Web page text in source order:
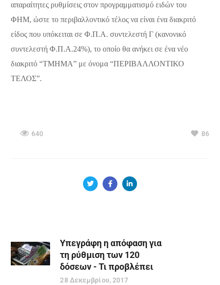
απαραίτητες ρυθμίσεις στον προγραμματισμό ειδών του
ΦΗΜ, ώστε το περιβαλλοντικό τέλος να είναι ένα διακριτό
είδος που υπόκειται σε Φ.Π.Α. συντελεστή Γ (κανονικό
συντελεστή Φ.Π.Α.24%), το οποίο θα ανήκει σε ένα νέο
διακριτό “ΤΜΗΜΑ” με όνομα “ΠΕΡΙΒΑΛΛΟΝΤΙΚΟ
ΤΕΛΟΣ”.
640 86
Υπεγράφη η απόφαση για
τη ρύθμιση των 120
δόσεων - Τι προβλέπει
28 Δεκεμβρίου, 2017